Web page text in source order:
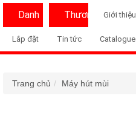
Danh
Mục
Thương
Hiệu
Giới thiệu
Lắp đặt Tin tức Catalogue
Trang chủ Máy hút mùi